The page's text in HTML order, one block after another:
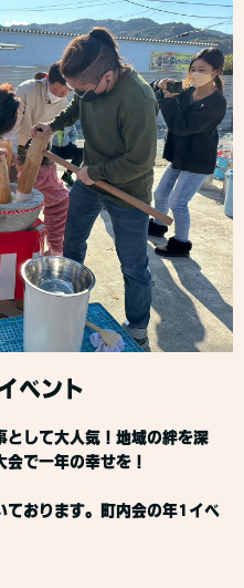
ベント
として大人気！地域の絆を深
で一年の幸せを！
ております。町内会の年1イベ